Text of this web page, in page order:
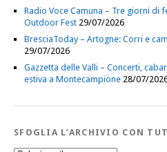
Radio Voce Camuna – Tre giorni di
Outdoor Fest 29/07/2026
BresciaToday – Artogne: Corri e
29/07/2026
Gazzetta delle Valli – Concerti,
estiva a Montecampione 28/07/
SFOGLIA L’ARCHIVIO CON